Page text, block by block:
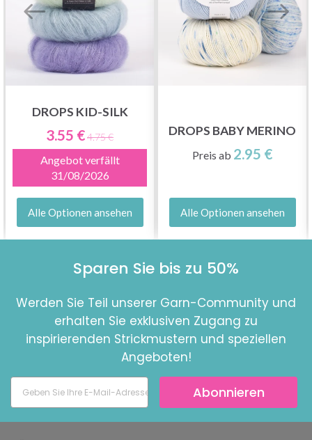
DROPS KID-SILK
3.55 €4.75 €
Angebot verfällt
31/08/2026
Alle Optionen ansehen
DROPS BABY MERINO
Preis ab 2.95 €
Alle Optionen ansehen
Sparen Sie bis zu 50%
Werden Sie Teil unserer Garn-Community und
erhalten Sie exklusiven Zugang zu
inspirierenden Strickmustern und speziellen
Angeboten!
Abonnieren